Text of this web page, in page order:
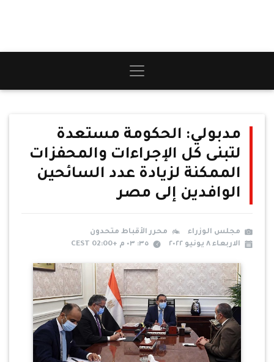
مدبولي: الحكومة مستعدة
لتبنى كل الإجراءات والمحفزات
الممكنة لزيادة عدد السائحين
الوافدين إلى مصر
مجلس الوزراء
محرر الأقباط متحدون
الاربعاء ٨ يونيو ٢٠٢٢
٣٥: ٠٣ م +02:00 CEST